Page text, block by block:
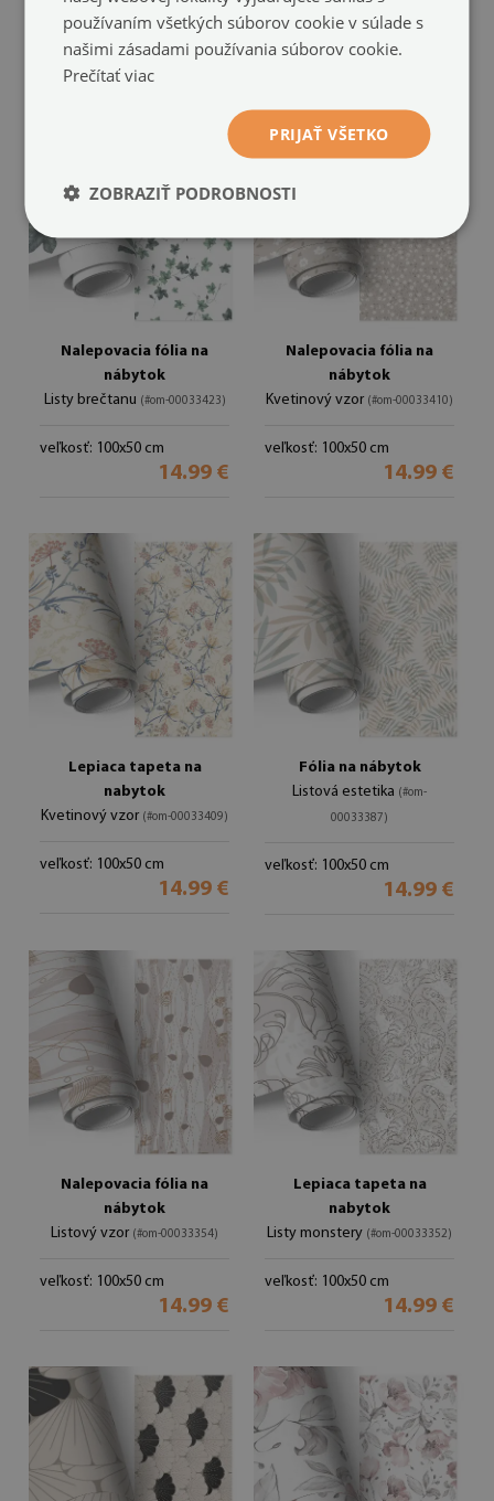
veľkosť: 100x50 cm
14.99 € veľkosť: 100x50 cm
14.99 €
Nalepovacia fólia na
nábytok
Listy brečtanu (#om-00033423)
veľkosť: 100x50 cm
14.99 €
Nalepovacia fólia na
nábytok
Kvetinový vzor (#om-00033410)
veľkosť: 100x50 cm
14.99 €
Lepiaca tapeta na
nabytok
Kvetinový vzor (#om-00033409)
veľkosť: 100x50 cm
14.99 €
Fólia na nábytok
Listová estetika (#om-
00033387)
veľkosť: 100x50 cm
14.99 €
Nalepovacia fólia na
nábytok
Listový vzor (#om-00033354)
veľkosť: 100x50 cm
14.99 €
Lepiaca tapeta na
nabytok
Listy monstery (#om-00033352)
veľkosť: 100x50 cm
14.99 €
používaním všetkých súborov cookie v súlade s
našimi zásadami používania súborov cookie.
Prečítať viac
PRIJAŤ VŠETKO
ZOBRAZIŤ PODROBNOSTI